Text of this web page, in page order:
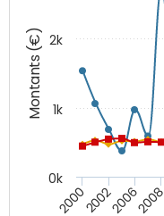
Montants (€)
2000200220062008
0k
1k
2k